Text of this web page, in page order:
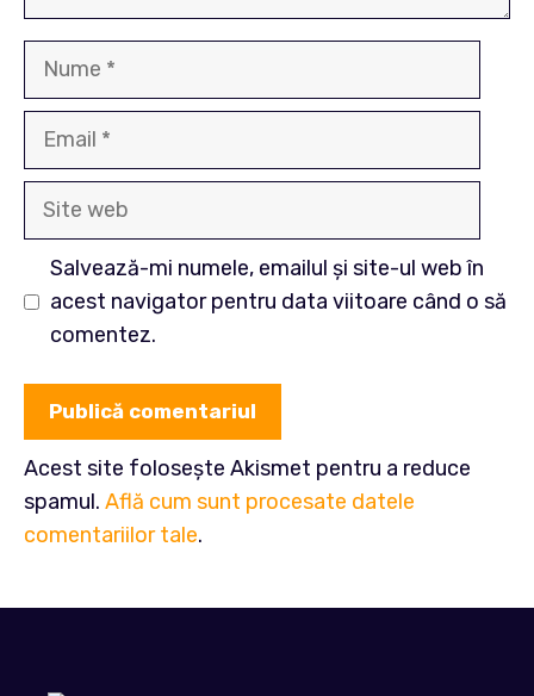
Nume
Email
Site
Salvează-mi numele, emailul și site-ul web în
acest navigator pentru data viitoare când o să
comentez.
Acest site folosește Akismet pentru a reduce
spamul. Află cum sunt procesate datele
comentariilor tale.